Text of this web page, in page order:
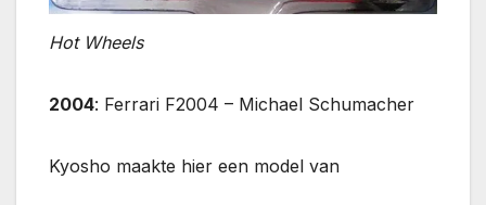
Hot Wheels
2004: Ferrari F2004 – Michael Schumacher
Kyosho maakte hier een model van